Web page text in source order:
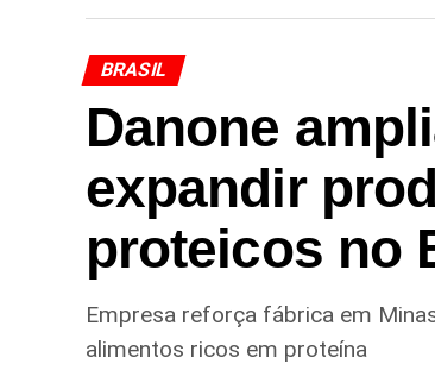
BRASIL
Danone
expandir
proteicos no
Empresa reforça fábrica em
alimentos ricos em proteína